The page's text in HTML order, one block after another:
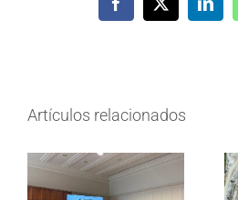
Facebook
X
Artículos relacionados